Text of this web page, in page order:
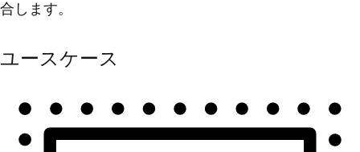
合します。
ユースケース